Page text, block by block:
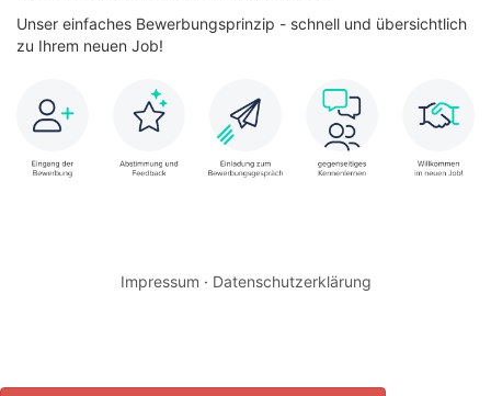
Unser einfaches Bewerbungsprinzip - schnell und übersichtlich
zu Ihrem neuen Job!
Impressum · Datenschutzerklärung